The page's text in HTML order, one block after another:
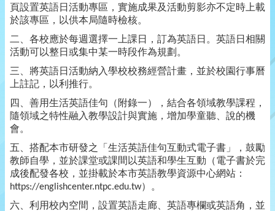
頁設置英語日活動專區，實施成果及活動剪影亦不定時上載
於該專區，以供本局隨時檢核。
二、各校應於每週選擇一上課日，訂為英語日。英語日相關
活動可以整日或集中某一時段作為規劃。
三、將英語日活動納入學校校務經營計畫，並於校園行事曆
上註記，以利推行。
四、善用生活英語佳句（附錄一），結合各領域教學課程，
隨領域之特性融入教學設計與實施，增加學童聽、說的機
會。
五、搭配本市研發之「生活英語佳句互動式電子書」，鼓勵
教師自學，並於課堂或課間以英語和學生互動（電子書於完
成後配發各校，並掛載於本市英語教學資源中心網站：
https://englishcenter.ntpc.edu.tw）。
六、利用校內空間，設置英語走廊、英語專欄或英語角，並